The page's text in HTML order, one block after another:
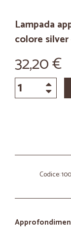
Lampada
colore
32,20 €
Codice: